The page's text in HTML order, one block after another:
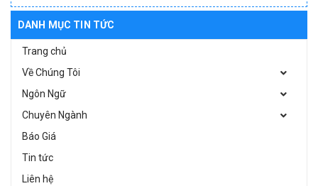
DANH MỤC TIN TỨC
Trang chủ
Về Chúng Tôi
Ngôn Ngữ
Chuyên Ngành
Báo Giá
Tin tức
Liên hệ